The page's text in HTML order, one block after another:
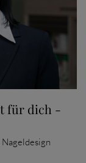
für dich -